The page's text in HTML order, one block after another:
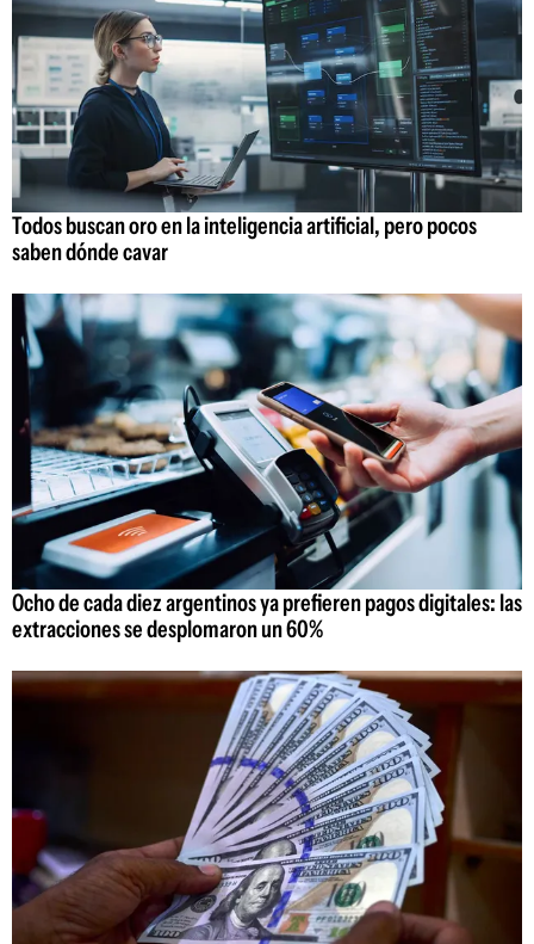
Todos buscan oro en la inteligencia artificial, pero pocos
saben dónde cavar
Ocho de cada diez argentinos ya prefieren pagos digitales: las
extracciones se desplomaron un 60%